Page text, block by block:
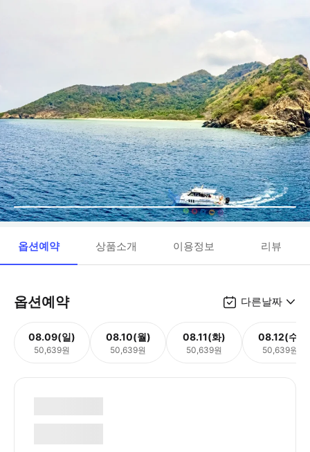
옵션예약 상품소개 이용정보 리뷰
옵션예약 다른날짜
08.09(일)
50,639원
08.10(월)
50,639원
08.11(화)
50,639원
08.12(수)
50,639원